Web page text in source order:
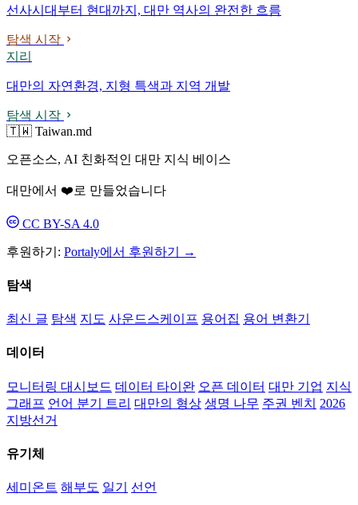
선사시대부터 현대까지, 대만 역사의 완전한 흐름
탐색 시작
지리
대만의 자연환경, 지형 특색과 지역 개발
탐색 시작
🇹🇼 Taiwan.md
오픈소스, AI 친화적인 대만 지식 베이스
대만에서 ❤️로 만들었습니다
CC BY-SA 4.0
후원하기: Portaly에서 후원하기 →
탐색
최신 글 탐색 지도 사운드스케이프 용어집 용어 변환기
데이터
모니터링 대시보드 데이터 타이완 오픈 데이터 대만 기업 지식
그래프 언어 분기 트리 대만의 형상 생명 나무 주권 벤치
2026
지방선거
유기체
세미온트 해부도 일기 선언